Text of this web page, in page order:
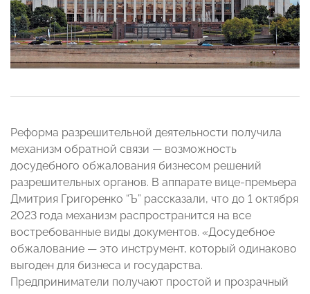
Реформа разрешительной деятельности получила
механизм обратной связи — возможность
досудебного обжалования бизнесом решений
разрешительных органов. В аппарате вице-премьера
Дмитрия Григоренко “Ъ” рассказали, что до 1 октября
2023 года механизм распространится на все
востребованные виды документов. «Досудебное
обжалование — это инструмент, который одинаково
выгоден для бизнеса и государства.
Предприниматели получают простой и прозрачный